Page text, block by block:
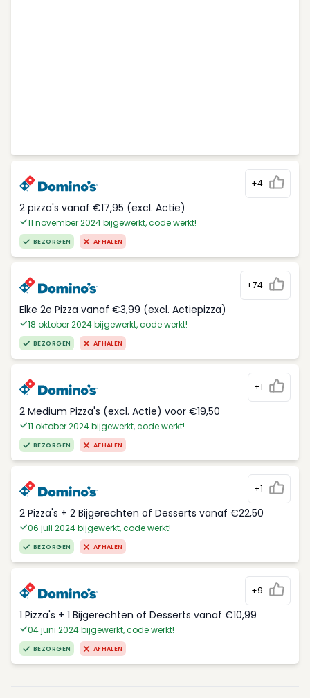
+4
2 pizza's vanaf €17,95 (excl. Actie)
11 november 2024 bijgewerkt, code werkt!
BEZORGEN AFHALEN
+74
Elke 2e Pizza vanaf €3,99 (excl. Actiepizza)
18 oktober 2024 bijgewerkt, code werkt!
BEZORGEN AFHALEN
+1
2 Medium Pizza's (excl. Actie) voor €19,50
11 oktober 2024 bijgewerkt, code werkt!
BEZORGEN AFHALEN
+1
2 Pizza's + 2 Bijgerechten of Desserts vanaf €22,50
06 juli 2024 bijgewerkt, code werkt!
BEZORGEN AFHALEN
+9
1 Pizza's + 1 Bijgerechten of Desserts vanaf €10,99
04 juni 2024 bijgewerkt, code werkt!
BEZORGEN AFHALEN